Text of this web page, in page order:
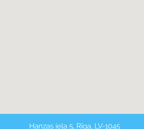
Hanzas iela 5, Rīga, LV-1045